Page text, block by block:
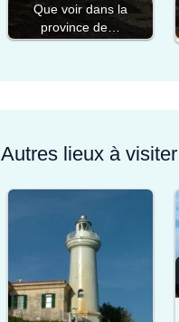
Que voir dans la
province de…
Autres lieux à visiter